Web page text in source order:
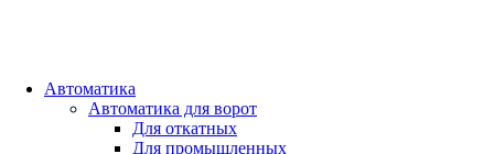
Автоматика
Автоматика для ворот
Для откатных
Для промышленных